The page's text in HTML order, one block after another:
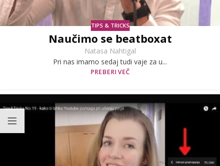
TIPS & TRICKS
Naučimo se beatboxat
Natasa Nahtigal
Pri nas imamo sedaj tudi vaje za u...
PREBERI VEČ